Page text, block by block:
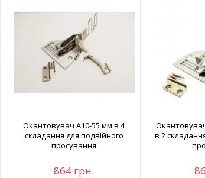
Окантовувач А10-55 мм в 4
складання для подвійного
просування
864 грн.
в 2